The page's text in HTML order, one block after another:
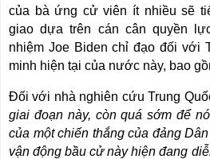
của bà ứng cử viên ít nhiều sẽ
giao dựa trên cán cân quyền
nhiệm Joe Biden chỉ đạo đối với
minh hiện tại của nước này, bao
Đối với nhà nghiên cứu Trung
giai đoạn này, còn quá sớm để
của một chiến thắng của đảng
vận động bầu cử này hiện đang